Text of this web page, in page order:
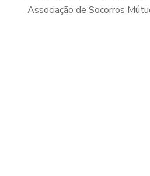
Associação de Socorros